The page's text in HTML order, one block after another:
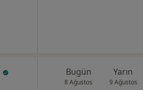
Bugün
8 Ağustos
Yarın
9 Ağustos